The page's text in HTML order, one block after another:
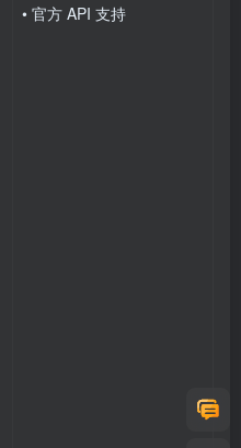
• 官方 API 支持